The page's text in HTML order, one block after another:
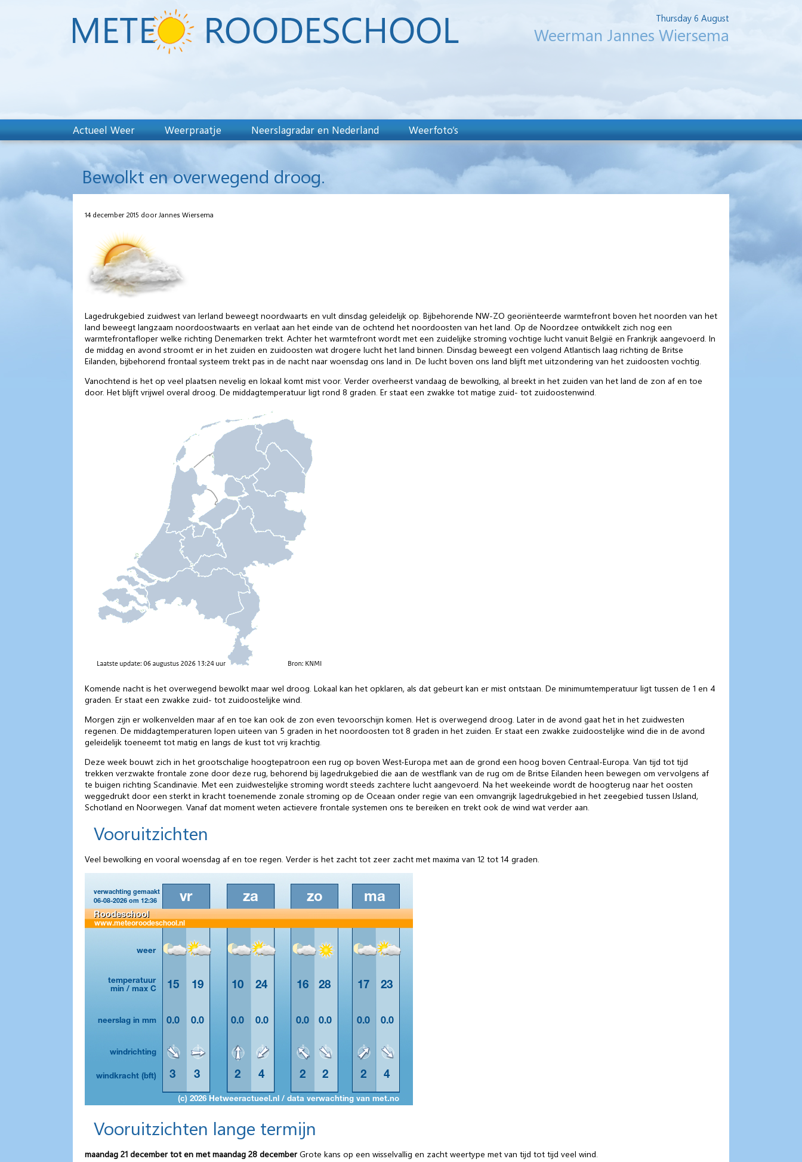
Thursday 6 August
Weerman Jannes Wiersema
Actueel Weer Weerpraatje Neerslagradar en Nederland Weerfoto’s
Bewolkt en overwegend droog.
14 december 2015 door Jannes Wiersema
Lagedrukgebied zuidwest van Ierland beweegt noordwaarts en vult dinsdag geleidelijk op. Bijbehorende NW-ZO georiënteerde warmtefront boven het noorden van het
land beweegt langzaam noordoostwaarts en verlaat aan het einde van de ochtend het noordoosten van het land. Op de Noordzee ontwikkelt zich nog een
warmtefrontafloper welke richting Denemarken trekt. Achter het warmtefront wordt met een zuidelijke stroming vochtige lucht vanuit België en Frankrijk aangevoerd. In
de middag en avond stroomt er in het zuiden en zuidoosten wat drogere lucht het land binnen. Dinsdag beweegt een volgend Atlantisch laag richting de Britse
Eilanden, bijbehorend frontaal systeem trekt pas in de nacht naar woensdag ons land in. De lucht boven ons land blijft met uitzondering van het zuidoosten vochtig.
Vanochtend is het op veel plaatsen nevelig en lokaal komt mist voor. Verder overheerst vandaag de bewolking, al breekt in het zuiden van het land de zon af en toe
door. Het blijft vrijwel overal droog. De middagtemperatuur ligt rond 8 graden. Er staat een zwakke tot matige zuid- tot zuidoostenwind.
Komende nacht is het overwegend bewolkt maar wel droog. Lokaal kan het opklaren, als dat gebeurt kan er mist ontstaan. De minimumtemperatuur ligt tussen de 1 en 4
graden. Er staat een zwakke zuid- tot zuidoostelijke wind.
Morgen zijn er wolkenvelden maar af en toe kan ook de zon even tevoorschijn komen. Het is overwegend droog. Later in de avond gaat het in het zuidwesten
regenen. De middagtemperaturen lopen uiteen van 5 graden in het noordoosten tot 8 graden in het zuiden. Er staat een zwakke zuidoostelijke wind die in de avond
geleidelijk toeneemt tot matig en langs de kust tot vrij krachtig.
Deze week bouwt zich in het grootschalige hoogtepatroon een rug op boven West-Europa met aan de grond een hoog boven Centraal-Europa. Van tijd tot tijd
trekken verzwakte frontale zone door deze rug, behorend bij lagedrukgebied die aan de westflank van de rug om de Britse Eilanden heen bewegen om vervolgens af
te buigen richting Scandinavie. Met een zuidwestelijke stroming wordt steeds zachtere lucht aangevoerd. Na het weekeinde wordt de hoogterug naar het oosten
weggedrukt door een sterkt in kracht toenemende zonale stroming op de Oceaan onder regie van een omvangrijk lagedrukgebied in het zeegebied tussen IJsland,
Schotland en Noorwegen. Vanaf dat moment weten actievere frontale systemen ons te bereiken en trekt ook de wind wat verder aan.
Vooruitzichten
Veel bewolking en vooral woensdag af en toe regen. Verder is het zacht tot zeer zacht met maxima van 12 tot 14 graden.
Vooruitzichten lange termijn
maandag 21 december tot en met maandag 28 december Grote kans op een wisselvallig en zacht weertype met van tijd tot tijd veel wind.